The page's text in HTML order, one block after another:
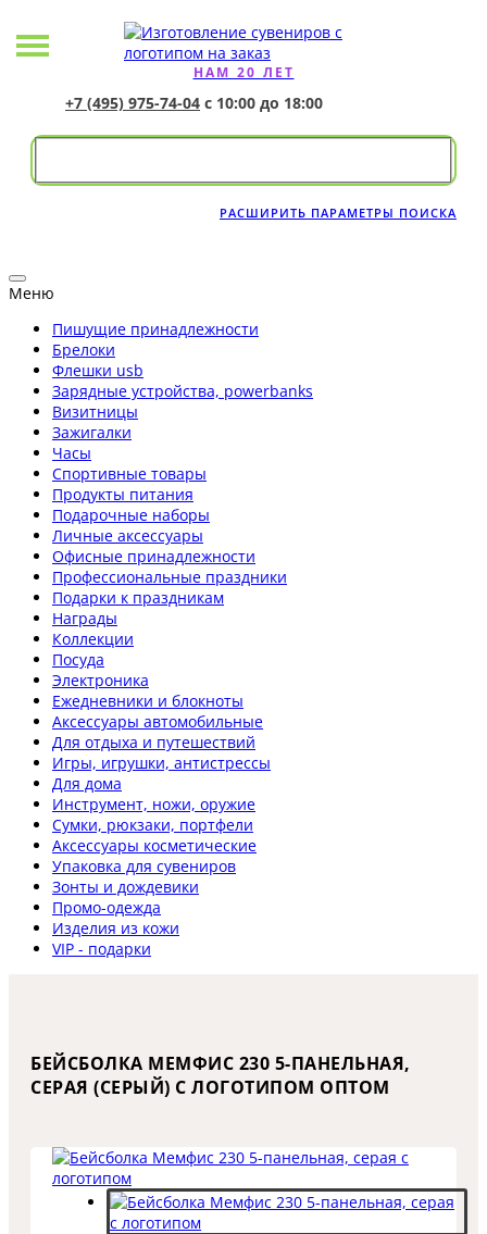
НАМ 20 ЛЕТ
+7 (495) 975-74-04 с 10:00 до 18:00
РАСШИРИТЬ ПАРАМЕТРЫ ПОИСКА
Меню
Пишущие принадлежности
Брелоки
Флешки usb
Зарядные устройства, powerbanks
Визитницы
Зажигалки
Часы
Спортивные товары
Продукты питания
Подарочные наборы
Личные аксессуары
Офисные принадлежности
Профессиональные праздники
Подарки к праздникам
Награды
Коллекции
Посуда
Электроника
Ежедневники и блокноты
Аксессуары автомобильные
Для отдыха и путешествий
Игры, игрушки, антистрессы
Для дома
Инструмент, ножи, оружие
Сумки, рюкзаки, портфели
Аксессуары косметические
Упаковка для сувениров
Зонты и дождевики
Промо-одежда
Изделия из кожи
VIP - подарки
БЕЙСБОЛКА МЕМФИС 230 5-ПАНЕЛЬНАЯ,
СЕРАЯ (СЕРЫЙ) С ЛОГОТИПОМ ОПТОМ